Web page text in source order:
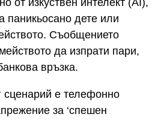
от изкуствен интелект (AI),
паникьосано дете или
Съобщението
да изпрати пари,
връзка.
сценарий е телефонно
за ‘спешен